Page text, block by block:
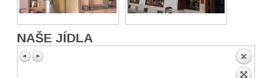
NAŠE JÍDLA